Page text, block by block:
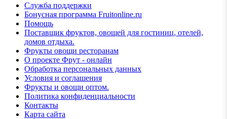
Служба поддержки
Бонусная программа Fruitonline.ru
Помощь
Поставщик фруктов, овощей для гостиниц, отелей,
домов отдыха.
Фрукты овощи ресторанам
О проекте Фрут - онлайн
Обработка персональных данных
Условия и соглашения
Фрукты и овощи оптом.
Политика конфиденциальности
Контакты
Карта сайта